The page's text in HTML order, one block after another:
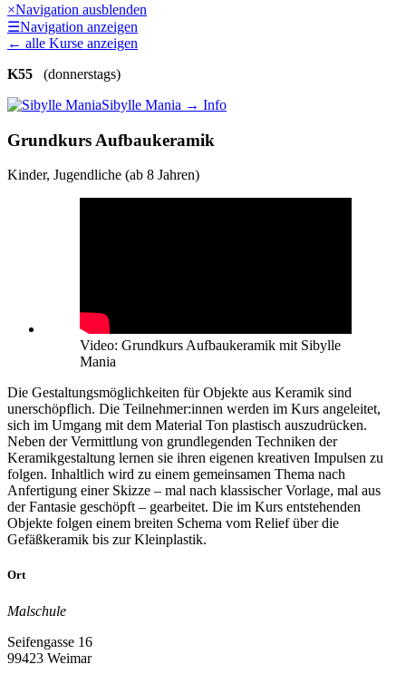
×Navigation ausblenden
☰Navigation anzeigen
← alle Kurse anzeigen
K55
(donnerstags)
Sibylle Mania → Info
Grundkurs Aufbaukeramik
Kinder, Jugendliche (ab 8 Jahren)
Video: Grundkurs Aufbaukeramik mit Sibylle
Mania
Die Gestaltungsmöglichkeiten für Objekte aus Keramik sind
unerschöpflich. Die Teilnehmer:innen werden im Kurs angeleitet,
sich im Umgang mit dem Material Ton plastisch auszudrücken.
Neben der Vermittlung von grundlegenden Techniken der
Keramikgestaltung lernen sie ihren eigenen kreativen Impulsen zu
folgen. Inhaltlich wird zu einem gemeinsamen Thema nach
Anfertigung einer Skizze – mal nach klassischer Vorlage, mal aus
der Fantasie geschöpft – gearbeitet. Die im Kurs entstehenden
Objekte folgen einem breiten Schema vom Relief über die
Gefäßkeramik bis zur Kleinplastik.
Ort
Malschule
Seifengasse 16
99423 Weimar